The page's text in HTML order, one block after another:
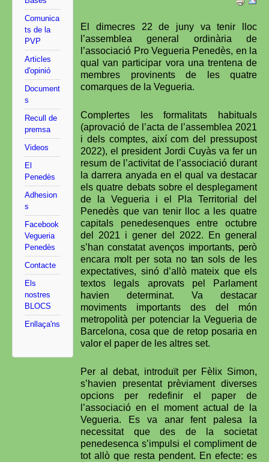
Comunica
ts de la
PVP
Articles
d'opinió
Document
s
Recull de
premsa
Videos
El
Penedès
Adhesion
s
Facebook
Vegueria
Penedès
Contacte
Els
nostres
BLOCS
Enllaça'ns
El dimecres 22 de juny va tenir lloc
l’assemblea general ordinària de
l’associació Pro Vegueria Penedès, en la
qual van participar vora una trentena de
membres provinents de les quatre
comarques de la Vegueria.
Complertes les formalitats habituals
(aprovació de l’acta de l’assemblea 2021
i dels comptes, així com del pressupost
2022), el president Jordi Cuyàs va fer un
resum de l’activitat de l’associació durant
la darrera anyada en el qual va destacar
els quatre debats sobre el desplegament
de la Vegueria i el Pla Territorial del
Penedès que van tenir lloc a les quatre
capitals penedesenques entre octubre
del 2021 i gener del 2022. En general
s’han constatat avenços importants, però
encara molt per sota no tan sols deles
expectatives, sinó d’allò mateix que els
textos legals aprovats pel Parlament
havien determinat. Va destacar
moviments importants des del món
metropolità per potenciar la Vegueria de
Barcelona, cosa que de retop posaria en
valor el paper de les altres set.
Per al debat, introduït per Fèlix Simon,
s’havien presentat prèviament diverses
opcions per redefinir el paper de
l’associació en el moment actual de la
Vegueria. Es va anar fent palesa la
necessitat que des de la societat
penedesenca s’impulsi el compliment de
tot allò que resta pendent. En efecte: es